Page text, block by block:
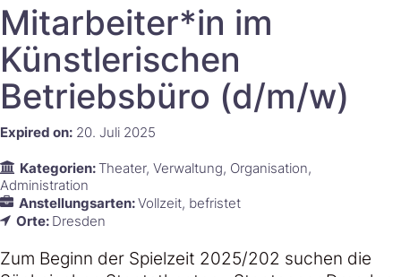
Mitarbeiter*in im
Künstlerischen
Betriebsbüro (d/m/w)
Expired on: 20. Juli 2025
Kategorien:Theater Verwaltung Organisation
Administration
Anstellungsarten:Vollzeit befristet
Orte: Dresden
Zum Beginn der Spielzeit 2025/202 suchen die